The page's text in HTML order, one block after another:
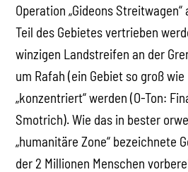
Operation „Gideons
Teil des Gebietes vertrieben
winzigen Landstreifen an der
um Rafah (ein Gebiet so groß
„konzentriert“ werden (O-Ton:
Smotrich). Wie das in bester
„humanitäre Zone“ bezeichnete
der 2 Millionen Menschen